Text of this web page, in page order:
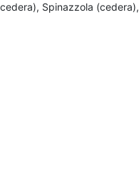
Spinazzola